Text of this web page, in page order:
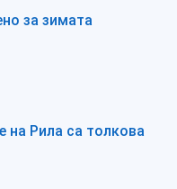
за зимата
на Рила са толкова